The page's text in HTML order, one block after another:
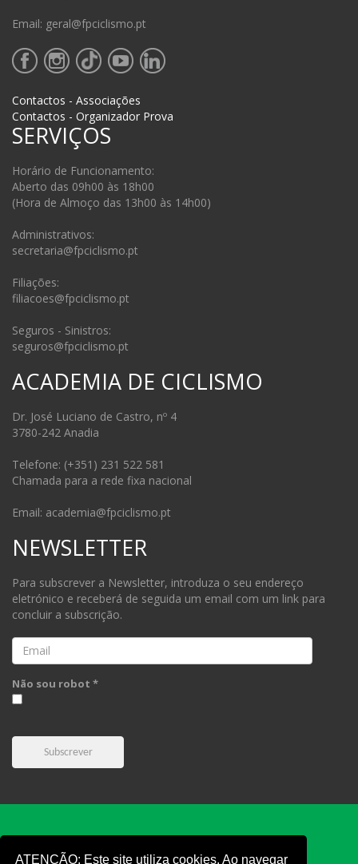
ATENÇÃO: Este site utiliza cookies. Ao navegar
Email: geral@fpciclismo.pt
Contactos - Associações
Contactos - Organizador Prova
SERVIÇOS
Horário de Funcionamento:
Aberto das 09h00 às 18h00
(Hora de Almoço das 13h00 às 14h00)
Administrativos:
secretaria@fpciclismo.pt
Filiações:
filiacoes@fpciclismo.pt
Seguros - Sinistros:
seguros@fpciclismo.pt
ACADEMIA DE CICLISMO
Dr. José Luciano de Castro, nº 4
3780-242 Anadia
Telefone: (+351) 231 522 581
Chamada para a rede fixa nacional
Email: academia@fpciclismo.pt
NEWSLETTER
Para subscrever a Newsletter, introduza o seu endereço
eletrónico e receberá de seguida um email com um link para
concluir a subscrição.
Email
Não sou robot *
Subscrever